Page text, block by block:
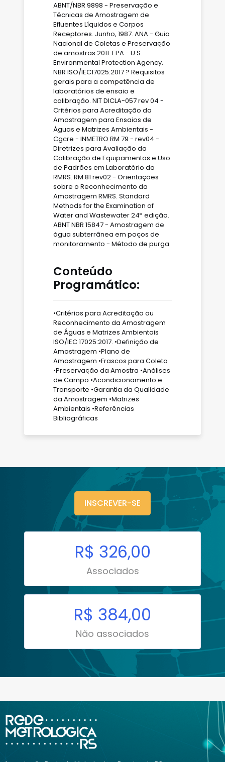
ABNT/NBR 9898 - Preservação e
Técnicas de Amostragem de
Efluentes Líquidos e Corpos
Receptores. Junho, 1987. ANA - Guia
Nacional de Coletas e Preservação
de amostras 2011. EPA - U.S.
Environmental Protection Agency.
NBR ISO/IEC17025:2017 ? Requisitos
gerais para a competência de
laboratórios de ensaio e
calibração. NIT DICLA-057 rev 04 -
Critérios para Acreditação da
Amostragem para Ensaios de
Águas e Matrizes Ambientais -
Cgcre - INMETRO RM 79 - rev04 -
Diretrizes para Avaliação da
Calibração de Equipamentos e Uso
de Padrões em Laboratório da
RMRS. RM 81 rev02 - Orientações
sobre o Reconhecimento da
Amostragem RMRS. Standard
Methods for the Examination of
Water and Wastewater 24ª edição.
ABNT NBR 15847 - Amostragem de
água subterrânea em poços de
monitoramento - Método de purga.
Conteúdo
Programático:
•Critérios para Acreditação ou
Reconhecimento da Amostragem
de Águas e Matrizes Ambientais
ISO/IEC 17025:2017. •Definição de
Amostragem •Plano de
Amostragem •Frascos para Coleta
•Preservação da Amostra •Análises
de Campo •Acondicionamento e
Transporte •Garantia da Qualidade
da Amostragem •Matrizes
Ambientais •Referências
Bibliográficas
INSCREVER-SE
R$ 326,00
Associados
R$ 384,00
Não associados